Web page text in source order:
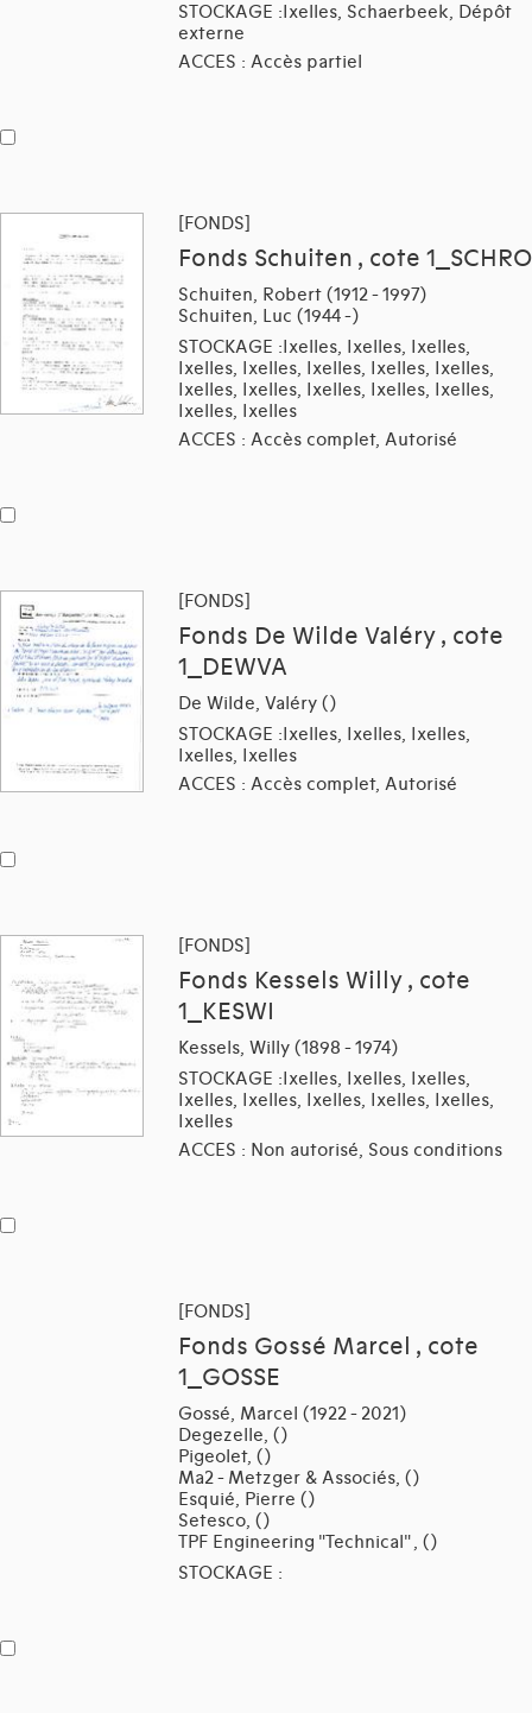
STOCKAGE :Ixelles, Schaerbeek, Dépôt
externe
ACCES : Accès partiel
[FONDS]
Fonds Schuiten , cote 1_SCHRO
Schuiten, Robert (1912 - 1997)
Schuiten, Luc (1944 -)
STOCKAGE :Ixelles, Ixelles, Ixelles,
Ixelles, Ixelles, Ixelles, Ixelles, Ixelles,
Ixelles, Ixelles, Ixelles, Ixelles, Ixelles,
Ixelles, Ixelles
ACCES : Accès complet, Autorisé
[FONDS]
Fonds De Wilde Valéry , cote
1_DEWVA
De Wilde, Valéry ()
STOCKAGE :Ixelles, Ixelles, Ixelles,
Ixelles, Ixelles
ACCES : Accès complet, Autorisé
[FONDS]
Fonds Kessels Willy , cote
1_KESWI
Kessels, Willy (1898 - 1974)
STOCKAGE :Ixelles, Ixelles, Ixelles,
Ixelles, Ixelles, Ixelles, Ixelles, Ixelles,
Ixelles
ACCES : Non autorisé, Sous conditions
[FONDS]
Fonds Gossé Marcel , cote
1_GOSSE
Gossé, Marcel (1922 - 2021)
Degezelle, ()
Pigeolet, ()
Ma2 - Metzger & Associés, ()
Esquié, Pierre ()
Setesco, ()
TPF Engineering "Technical" , ()
STOCKAGE :